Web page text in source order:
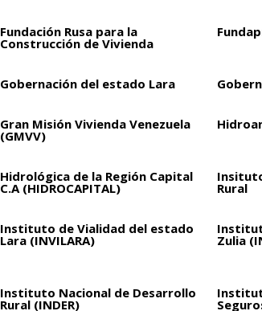
Fundación Rusa para la
Construcción de Vivienda
Gobernación del estado Lara
Gran Misión Vivienda Venezuela
(GMVV)
Hidrológica de la Región Capital
C.A (HIDROCAPITAL) Rural
Instituto de Vialidad del estado
Lara (INVILARA) Zulia
Instituto Nacional de Desarrollo
Rural (INDER)